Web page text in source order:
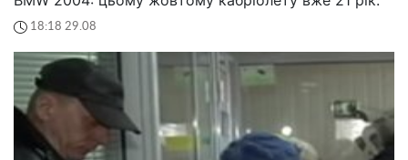
18:18 29.08